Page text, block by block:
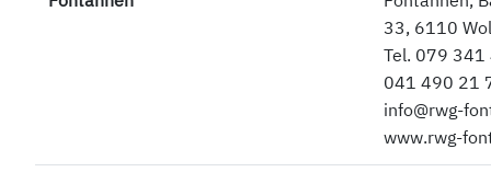
33, 6110
Tel. 079 341
041 490 21
info@rwg-
www.rwg-